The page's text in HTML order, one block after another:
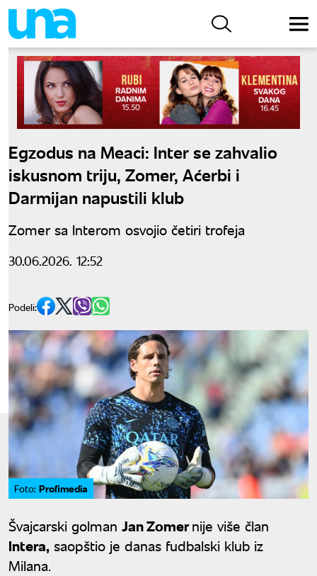
Egzodus na Meaci: Inter se zahvalio
iskusnom triju, Zomer, Aćerbi i
Darmijan napustili klub
Zomer sa Interom osvojio četiri trofeja
30.06.2026. 12:52
Podeli:
Foto: Profimedia
Švajcarski golman Jan Zomernije više član
Intera, saopštio je danas fudbalski klub iz
Milana.